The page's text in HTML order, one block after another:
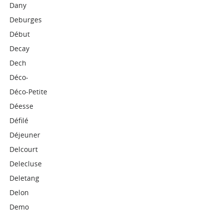
Dany
Deburges
Début
Decay
Dech
Déco-
Déco-Petite
Déesse
Défilé
Déjeuner
Delcourt
Delecluse
Deletang
Delon
Demo